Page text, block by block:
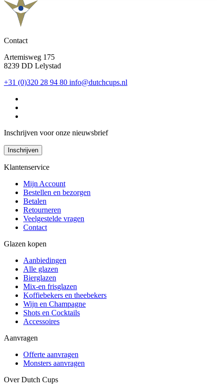
Contact
Artemisweg 175
8239 DD Lelystad
+31 (0)320 28 94 80 info@dutchcups.nl
Inschrijven voor onze nieuwsbrief
Inschrijven
Klantenservice
Mijn Account
Bestellen en bezorgen
Betalen
Retourneren
Veelgestelde vragen
Contact
Glazen kopen
Aanbiedingen
Alle glazen
Bierglazen
Mix-en frisglazen
Koffiebekers en theebekers
Wijn en Champagne
Shots en Cocktails
Accessoires
Aanvragen
Offerte aanvragen
Monsters aanvragen
Over Dutch Cups